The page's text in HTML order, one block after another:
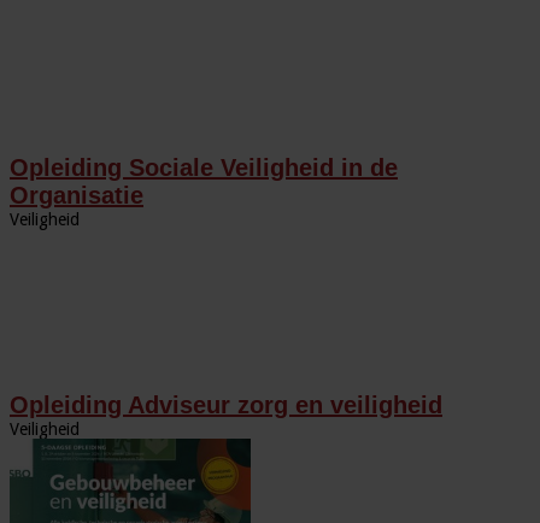
Opleiding Sociale Veiligheid in de
Organisatie
Veiligheid
Opleiding Adviseur zorg en veiligheid
Veiligheid